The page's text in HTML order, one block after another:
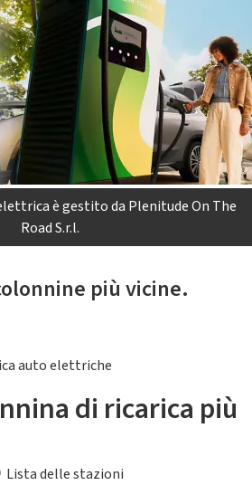
è gestito da Plenitude On The
Road S.r.l.
più vicine.
auto elettriche
di ricarica più
Lista delle stazioni